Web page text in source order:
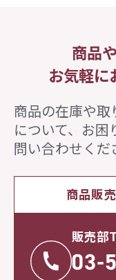
商品
お気軽に
商品の在庫や取
について、 お困
問い合わせくだ
商品販
販売部